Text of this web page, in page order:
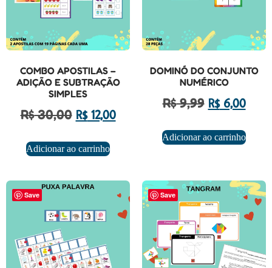
COMBO APOSTILAS –
ADIÇÃO E SUBTRAÇÃO
SIMPLES
R$30,00 R$12,00
Adicionar ao carrinho
DOMINÓ DO CONJUNTO
NUMÉRICO
R$9,99 R$6,00
Adicionar ao carrinho
Save Save